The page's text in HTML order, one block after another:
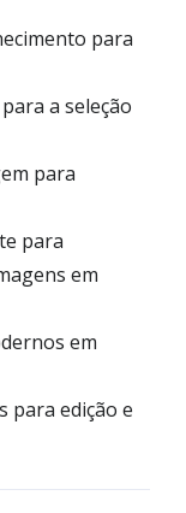
para
a seleção
para
para
em
em
para edição e